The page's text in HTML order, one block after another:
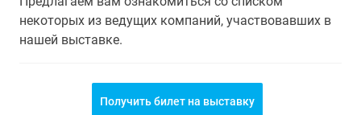
некоторых из ведущих компаний, участвовавших в
нашей выставке.
Получить билет на выставку